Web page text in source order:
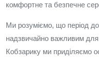
комфортне та безпечне
Ми розуміємо, що період
надзвичайно важливим
Кобзарику ми приділяємо